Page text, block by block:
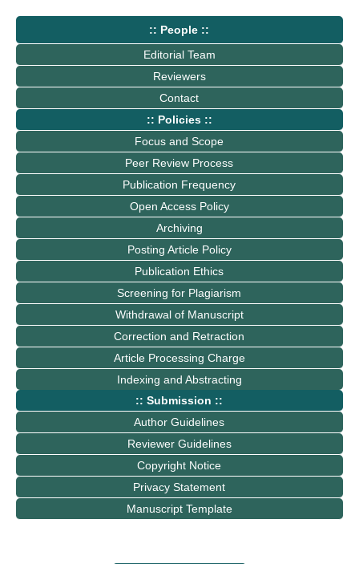
:: People ::
Editorial Team
Reviewers
Contact
:: Policies ::
Focus and Scope
Peer Review Process
Publication Frequency
Open Access Policy
Archiving
Posting Article Policy
Publication Ethics
Screening for Plagiarism
Withdrawal of Manuscript
Correction and Retraction
Article Processing Charge
Indexing and Abstracting
:: Submission ::
Author Guidelines
Reviewer Guidelines
Copyright Notice
Privacy Statement
Manuscript Template